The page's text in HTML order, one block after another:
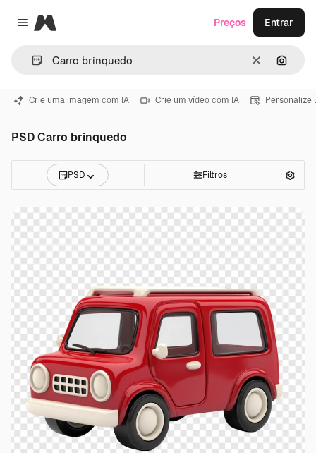
Close menu
Magnific
Limpar
Preços Entrar
Crie uma imagem com IA Crie um vídeo com IA Personalize
PSD Carro brinquedo
PSD Filtros